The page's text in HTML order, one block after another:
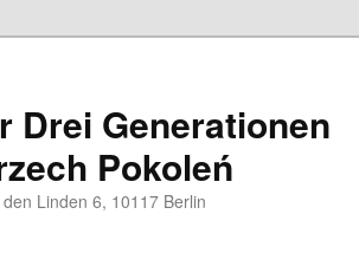
Drei Generationen
Pokoleń
Linden 6, 10117 Berlin